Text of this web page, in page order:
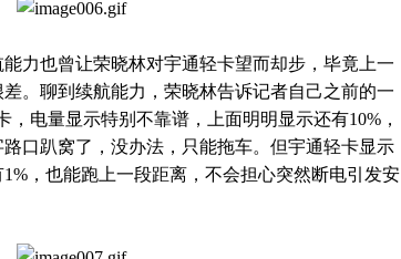
力也曾让荣晓林对宇通轻卡望而却步，毕竟上一
。聊到续航能力，荣晓林告诉记者自己之前的一
电量显示特别不靠谱，上面明明显示还有10%，
口趴窝了，没办法，只能拖车。但宇通轻卡显示
，也能跑上一段距离，不会担心突然断电引发安